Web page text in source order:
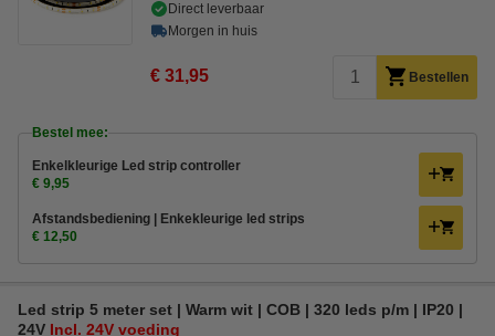
Direct leverbaar
Morgen in huis
€ 31,95 Bestellen
Bestel mee:
Enkelkleurige Led strip controller
€ 9,95
Afstandsbediening | Enkekleurige led strips
€ 12,50
Led strip 5 meter set | Warm wit | COB | 320 leds p/m | IP20 |
24V Incl. 24V voeding